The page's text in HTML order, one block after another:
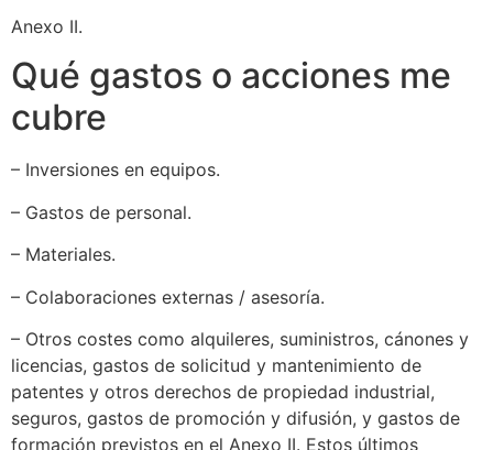
Anexo II.
Qué gastos o acciones me
cubre
– Inversiones en equipos.
– Gastos de personal.
– Materiales.
– Colaboraciones externas / asesoría.
– Otros costes como alquileres, suministros, cánones y
licencias, gastos de solicitud y mantenimiento de
patentes y otros derechos de propiedad industrial,
seguros, gastos de promoción y difusión, y gastos de
formación previstos en el Anexo II. Estos últimos